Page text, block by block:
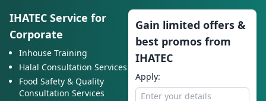
IHATEC Service for
Corporate
Inhouse Training
Halal Consultation Services
Food Safety & Quality
Consultation Services
Gain limited offers &
best promos from
IHATEC
Apply: